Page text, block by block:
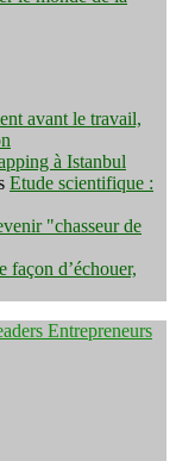
avant le travail,
à Istanbul
Etude scientifique :
"chasseur de
façon d’échouer,
Entrepreneurs